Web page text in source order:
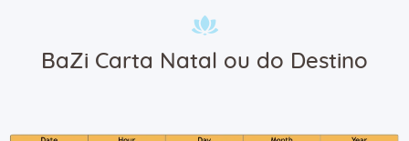
BaZi Carta Natal ou do Destino